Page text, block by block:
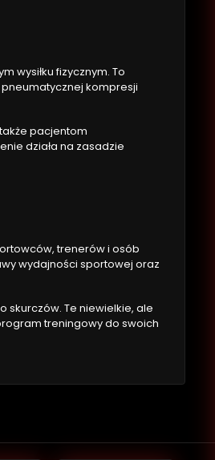
wysiłku fizycznym. To
kompresji
pacjentom
działa na zasadzie
trenerów i osób
wydajności sportowej oraz
skurczów. Te niewielkie, ale
treningowy do swoich